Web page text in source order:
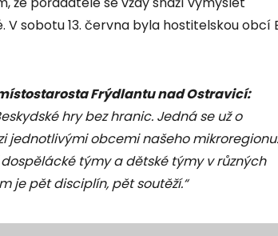
sobotu 13. června byla hostitelskou obcí
Frýdlantu nad Ostravicí:
hry bez hranic. Jedná se už o
jednotlivými obcemi našeho mikroregionu.
týmy a dětské týmy v různých
je pět disciplín, pět soutěží.“